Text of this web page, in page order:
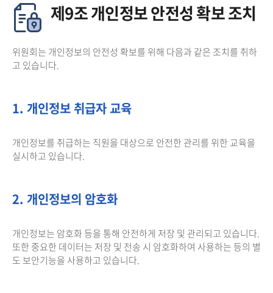
제9조 개인정보 안전성 확보 조치
위원회는 개인정보의 안전성 확보를 위해 다음과 같은 조치를 취하
고 있습니다.
1. 개인정보 취급자 교육
개인정보를 취급하는 직원을 대상으로 안전한 관리를 위한 교육을
실시하고 있습니다.
2. 개인정보의 암호화
개인정보는 암호화 등을 통해 안전하게 저장 및 관리되고 있습니다.
또한 중요한 데이터는 저장 및 전송 시 암호화하여 사용하는 등의 별
도 보안기능을 사용하고 있습니다.